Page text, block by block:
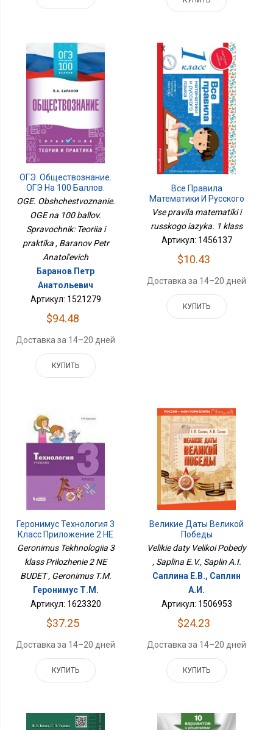
ОГЭ. Обществознание.
ОГЭ На 100 Баллов.
Справочник: Теория И
OGE. Obshchestvoznanie.
OGE na 100 ballov.
Spravochnik: Teoriia i
praktika , Baranov Petr
Anatol'evich
Баранов Петр
Анатольевич
Артикул: 1521279
$94.48
Доставка за 14–20 дней
КУПИТЬ
Все Правила
Математики И Русского
Языка. 1 Класс
Vse pravila matematiki i
russkogo iazyka. 1 klass
Артикул: 1456137
$10.43
Доставка за 14–20 дней
КУПИТЬ
Геронимус Технология 3
Класс Приложение 2 НЕ
БУДЕТ
Geronimus Tekhnologiia 3
klass Prilozhenie 2 NE
BUDET , Geronimus T.M.
Геронимус Т.М.
Артикул: 1623320
$37.25
Доставка за 14–20 дней
КУПИТЬ
Великие Даты Великой
Победы
Velikie daty Velikoi Pobedy
, Saplina E.V., Saplin A.I.
Саплина Е.В., Саплин
А.И.
Артикул: 1506953
$24.23
Доставка за 14–20 дней
КУПИТЬ